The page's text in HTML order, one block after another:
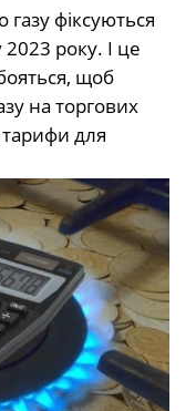
фіксуються
2023 року. І це
щоб
на торгових
для